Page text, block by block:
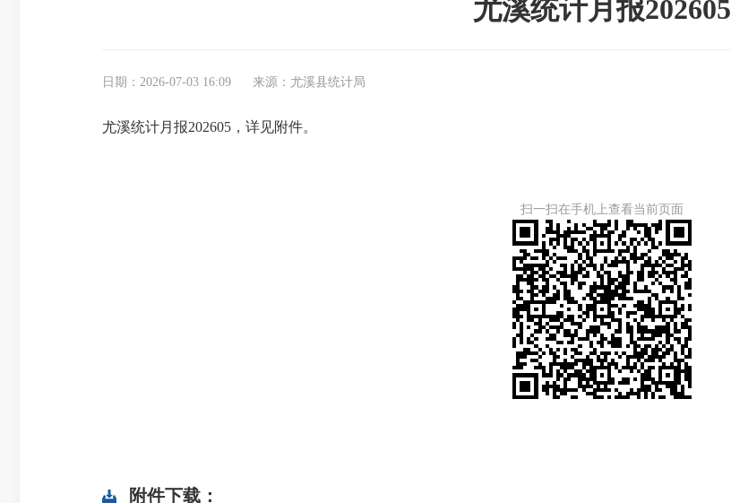
尤溪统计月报202605
日期：2026-07-03 16:09 来源：尤溪县统计局
尤溪统计月报202605，详见附件。
扫一扫在手机上查看当前页面
附件下载：